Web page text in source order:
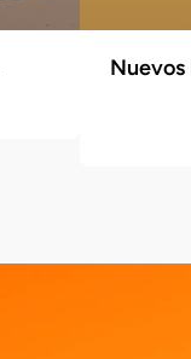
Nuevos